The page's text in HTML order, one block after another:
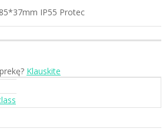
IP55 Protec
Klauskite